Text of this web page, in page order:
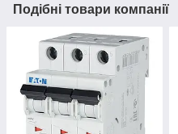
Подібні товари компанії